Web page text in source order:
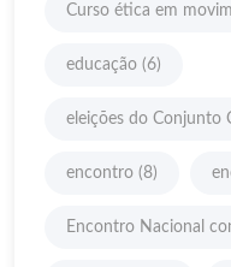
Curso ética em
educação (6)
eleições do Conjunto
encontro (8)
Encontro Nacional